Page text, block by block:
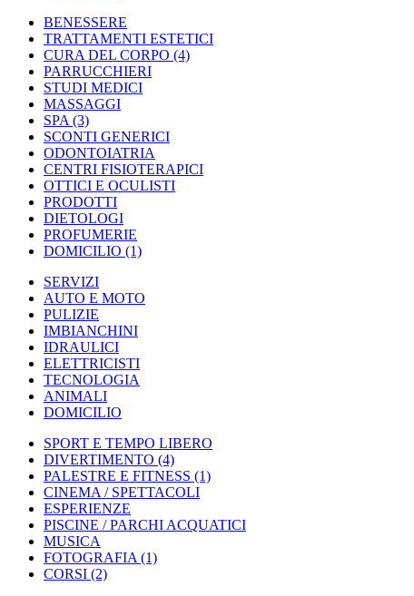
BENESSERE
TRATTAMENTI ESTETICI
CURA DEL CORPO (4)
PARRUCCHIERI
STUDI MEDICI
MASSAGGI
SPA (3)
SCONTI GENERICI
ODONTOIATRIA
CENTRI FISIOTERAPICI
OTTICI E OCULISTI
PRODOTTI
DIETOLOGI
PROFUMERIE
DOMICILIO (1)
SERVIZI
AUTO E MOTO
PULIZIE
IMBIANCHINI
IDRAULICI
ELETTRICISTI
TECNOLOGIA
ANIMALI
DOMICILIO
SPORT E TEMPO LIBERO
DIVERTIMENTO (4)
PALESTRE E FITNESS (1)
CINEMA / SPETTACOLI
ESPERIENZE
PISCINE / PARCHI ACQUATICI
MUSICA
FOTOGRAFIA (1)
CORSI (2)